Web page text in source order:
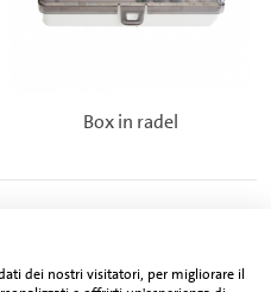
Box in radel
dei nostri visitatori, per migliorare il